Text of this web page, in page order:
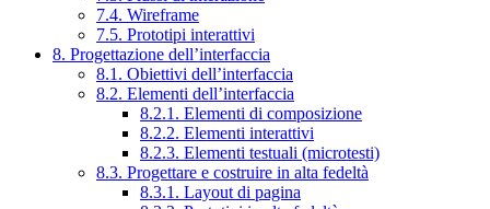
7.4. Wireframe
7.5. Prototipi interattivi
8. Progettazione dell’interfaccia
8.1. Obiettivi dell’interfaccia
8.2. Elementi dell’interfaccia
8.2.1. Elementi di composizione
8.2.2. Elementi interattivi
8.2.3. Elementi testuali (microtesti)
8.3. Progettare e costruire in alta fedeltà
8.3.1. Layout di pagina